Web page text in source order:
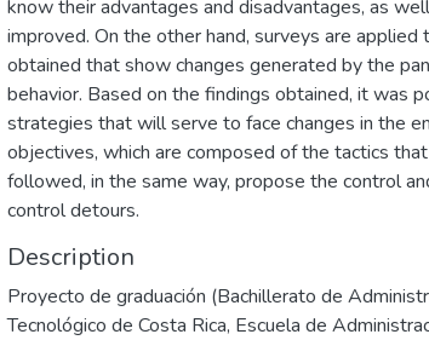
know their advantages and disadvantages, as
improved. On the other hand, surveys are
obtained that show changes generated by the
behavior. Based on the findings obtained, it was
strategies that will serve to face changes in the
objectives, which are composed of the tactics
followed, in the same way, propose the control
control detours.
Description
Proyecto de graduación (Bachillerato de
Tecnológico de Costa Rica, Escuela de